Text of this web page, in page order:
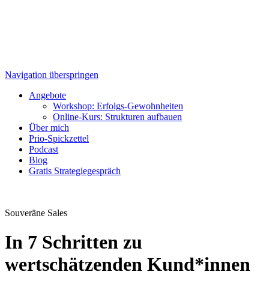
Navigation überspringen
Angebote
Workshop: Erfolgs-Gewohnheiten
Online-Kurs: Strukturen aufbauen
Über mich
Prio-Spickzettel
Podcast
Blog
Gratis Strategiegespräch
Souveräne Sales
In 7 Schritten zu
wertschätzenden Kund*innen